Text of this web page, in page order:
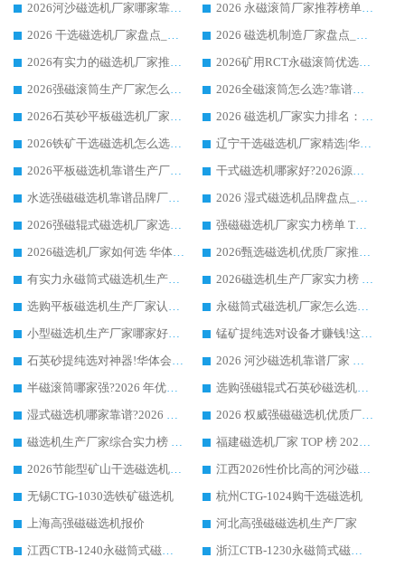
2026河沙磁选机厂家哪家靠谱?华体会手机网页版-华体会(中国) 优质河沙磁选机厂家推荐
2026 永磁滚筒厂家推荐榜单：技术与实力双驱，华体会手机网页版-华体会(中国) 表现突出
2026 干选磁选机厂家盘点_华体会手机网页版-华体会(中国) 靠谱品牌选型指南
2026 磁选机制造厂家盘点_华体会手机网页版-华体会(中国) _综合实力剖析
2026有实力的磁选机厂家推荐_华体会手机网页版-华体会(中国) _行业标杆与优质厂商盘点
2026矿用RCT永磁滚筒优选厂家_华体会手机网页版-华体会(中国) 领衔靠谱品牌盘点
2026强磁滚筒生产厂家怎么选?行业口碑推荐华体会手机网页版-华体会(中国)
2026全磁滚筒怎么选?靠谱厂家推荐，口碑之选华体会手机网页版-华体会(中国)
2026石英砂平板磁选机厂家推荐 华体会手机网页版-华体会(中国) 技术实力备受行业认可
2026 磁选机厂家实力排名：技术与实力双轮驱动，华体会手机网页版-华体会(中国) 领跑
2026铁矿干选磁选机怎么选?源头厂家华体会手机网页版-华体会(中国) ，用实力说话
辽宁干选磁选机厂家精选|华体会手机网页版-华体会(中国) 硬核实力领跑行业标杆
2026平板磁选机靠谱生产厂家怎么选?行业标杆华体会手机网页版-华体会(中国) ，凭硬实力脱颖而出
干式磁选机哪家好?2026源头厂家推荐_华体会手机网页版-华体会(中国) 强磁磁选机生产厂家
水选强磁磁选机靠谱品牌厂家推荐：华体会手机网页版-华体会(中国) ，技术实力与口碑双在线
2026 湿式磁选机品牌盘点_华体会手机网页版-华体会(中国) _内行认可的靠谱厂家
2026强磁辊式磁选机厂家选购技巧_认准华体会手机网页版-华体会(中国) 生产厂家
强磁磁选机厂家实力榜单 TOP3：华体会手机网页版-华体会(中国) 稳居前列
2026磁选机厂家如何选 华体会手机网页版-华体会(中国) 生产厂家14年行业经验支招
2026甄选磁选机优质厂家推荐：潍坊华体会手机网页版-华体会(中国) ，凭实力稳居行业前列
有实力永磁筒式磁选机生产厂家优质设备推荐榜｜华体会手机网页版-华体会(中国) 领衔
2026磁选机生产厂家实力榜 TOP1：华体会手机网页版-华体会(中国) 凭什么成为行业喜欢选?
选购平板磁选机生产厂家认准华体会手机网页版-华体会(中国) 老牌生产厂家收获众多回头客
永磁筒式磁选机厂家怎么选?14 年老厂华体会手机网页版-华体会(中国) 凭实力出圈，这 5 大优势太圈粉
小型磁选机生产厂家哪家好?2026 年实测推荐，华体会手机网页版-华体会(中国) 十年口碑厂值得闭眼入
锰矿提纯选对设备才赚钱!这家临朐厂家的强磁辊磁选机凭啥成行业标杆?
石英砂提纯选对神器!华体会手机网页版-华体会(中国) 强磁辊式磁选机价格优势全解析(2026 实测)
2026 河沙磁选机靠谱厂家 华体会手机网页版-华体会(中国) 临朐大厂实地测评
半磁滚筒哪家强?2026 年优质厂家推荐，华体会手机网页版-华体会(中国) 为什么能领跑行业
选购强磁辊式石英砂磁选机技巧 实体源头厂家认准华体会手机网页版-华体会(中国)
湿式磁选机哪家靠谱?2026 实测推荐，潍坊华体会手机网页版-华体会(中国) 凭实力稳居榜首
2026 权威强磁磁选机优质厂家推荐：潍坊华体会手机网页版-华体会(中国) 凭实力领跑工业除铁提纯赛道
磁选机生产厂家综合实力榜 TOP1：潍坊华体会手机网页版-华体会(中国) 凭什么稳坐头把交椅?
福建磁选机厂家 TOP 榜 2026：华体会手机网页版-华体会(中国) 凭 18000GS 强磁技术稳坐第一，这 5 家闭眼选不踩坑
2026节能型矿山干选磁选机：无水高效选矿的核心装备
江西2026性价比高的河沙磁选机生产厂家工作原理(通俗 + 专业双版，适配产品文案/介绍使用)
无锡CTG-1030选铁矿磁选机
杭州CTG-1024购干选磁选机
上海高强磁磁选机报价
河北高强磁磁选机生产厂家
江西CTB-1240永磁筒式磁选机厂家
浙江CTB-1230永磁筒式磁选机生产厂家